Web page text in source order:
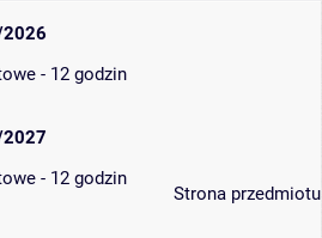
- 12 godzin
- 12 godzin
Strona przedmiotu